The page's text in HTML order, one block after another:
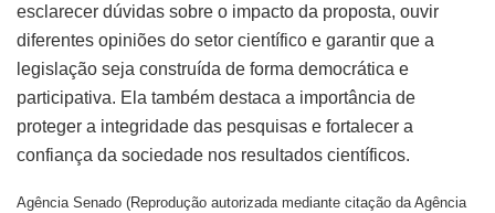
esclarecer dúvidas sobre o impacto da proposta, ouvir
diferentes opiniões do setor científico e garantir que a
legislação seja construída de forma democrática e
participativa. Ela também destaca a importância de
proteger a integridade das pesquisas e fortalecer a
confiança da sociedade nos resultados científicos.
Agência Senado (Reprodução autorizada mediante citação da Agência